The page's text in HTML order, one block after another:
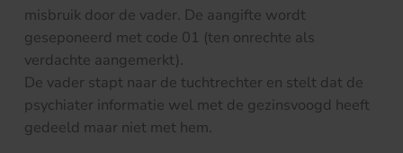
misbruik door de vader. De aangifte wordt
geseponeerd met code 01 (ten onrechte als
verdachte aangemerkt).
De vader stapt naar de tuchtrechter en stelt dat de
psychiater informatie wel met de gezinsvoogd heeft
gedeeld maar niet met hem.